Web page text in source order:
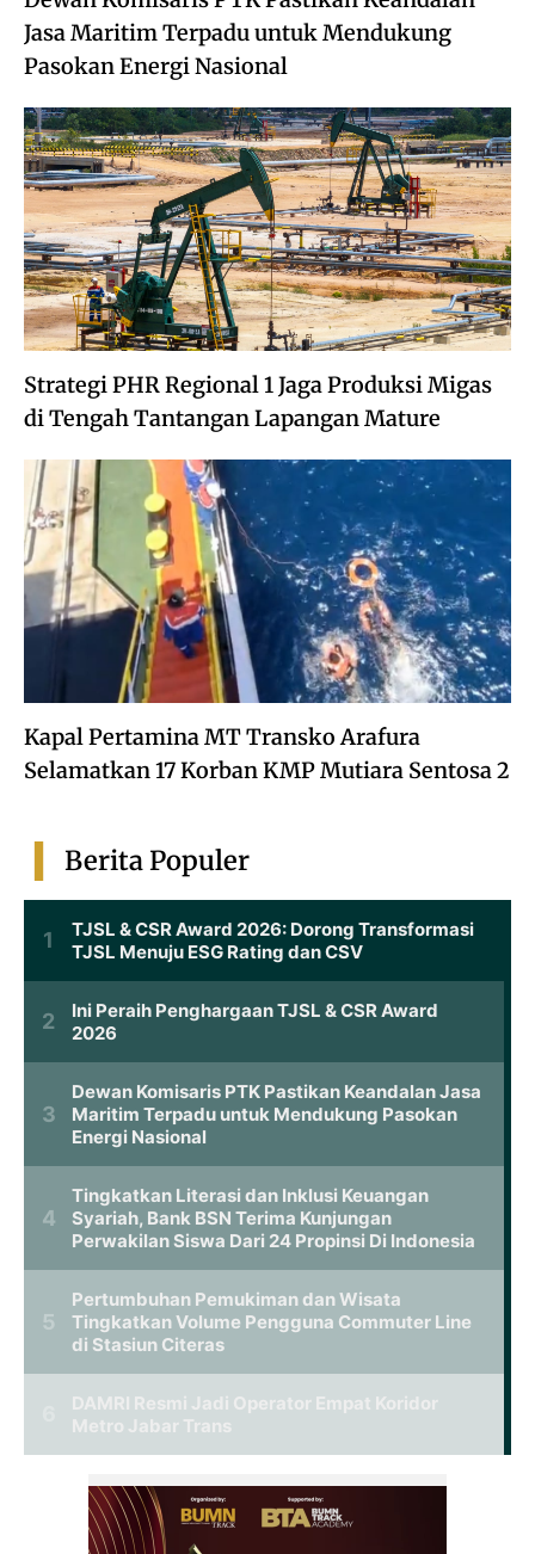
Jasa Maritim Terpadu untuk Mendukung
Pasokan Energi Nasional
Strategi PHR Regional 1 Jaga Produksi Migas
di Tengah Tantangan Lapangan Mature
Kapal Pertamina MT Transko Arafura
Selamatkan 17 Korban KMP Mutiara Sentosa 2
Berita Populer